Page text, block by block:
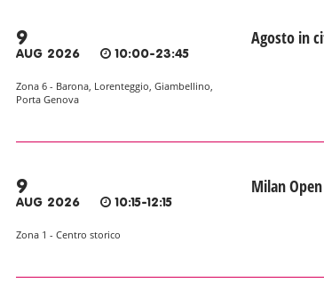
9
AUG 2026 10:00-23:45
Zona 6 - Barona, Lorenteggio, Giambellino,
Porta Genova
Agosto in
9
AUG 2026 10:15-12:15
Zona 1 - Centro storico
Milan